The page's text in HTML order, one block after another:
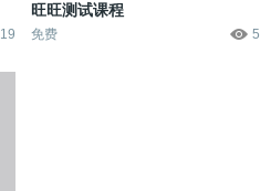
19
旺旺测试课程
免费 5